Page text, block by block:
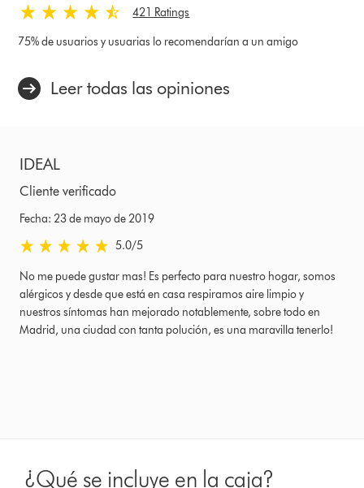
421 Ratings
75% de usuarios y usuarias lo recomendarían a un amigo
Leer todas las opiniones
IDEAL
Cliente verificado
Fecha: 23 de mayo de 2019
5.0 estrellas de 5 de Fecha: 23 de mayo de 2019 Ratings
5.0/5
No me puede gustar mas! Es perfecto para nuestro hogar, somos
alérgicos y desde que está en casa respiramos aire limpio y
nuestros síntomas han mejorado notablemente, sobre todo en
Madrid, una ciudad con tanta polución, es una maravilla tenerlo!
¿Qué se incluye en la caja?